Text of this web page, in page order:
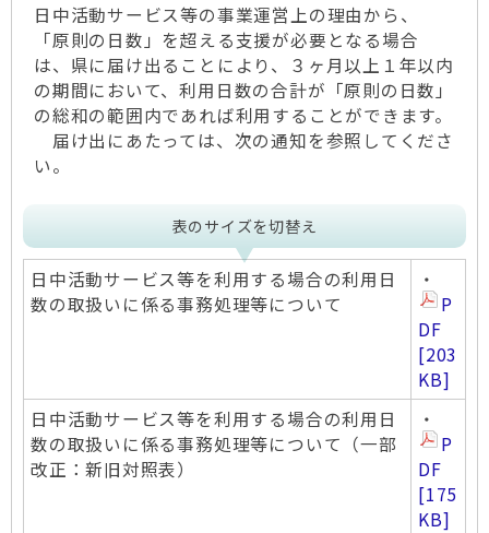
日中活動サービス等の事業運営上の理由から、
「原則の日数」を超える支援が必要となる場合
は、県に届け出ることにより、３ヶ月以上１年以内
の期間において、利用日数の合計が「原則の日数」
の総和の範囲内であれば利用することができます。
届け出にあたっては、次の通知を参照してくださ
い。
表のサイズを切替え
日中活動サービス等を利用する場合の利用日
数の取扱いに係る事務処理等について
・
P
DF
[203
KB]
日中活動サービス等を利用する場合の利用日
数の取扱いに係る事務処理等について（一部
改正：新旧対照表）
・
P
DF
[175
KB]